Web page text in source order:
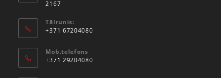
2167
Tālrunis:
+371 67204080
Mob.telefons
+371 29204080